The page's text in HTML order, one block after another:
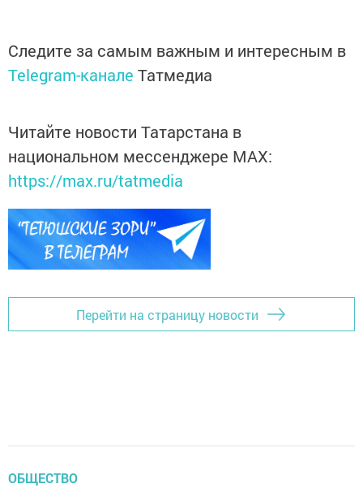
Следите за самым важным и интересным в
Telegram-канале Татмедиа
Читайте новости Татарстана в
национальном мессенджере MАХ:
https://max.ru/tatmedia
Перейти на страницу новости
ОБЩЕСТВО